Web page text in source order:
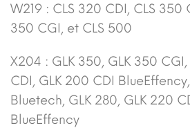
W219 : CLS 320 CDI, CLS 350
350 CGI, et CLS 500
X204 : GLK 350, GLK 350
CDI, GLK 200 CDI
Bluetech, GLK 280, GLK 220
BlueEffency